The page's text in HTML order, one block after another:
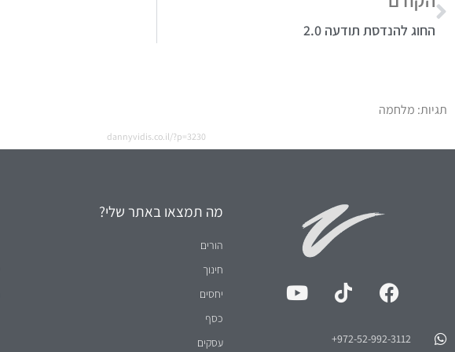
החוג להנדסת תודעה 2.0
תגיות: מלחמה
dannyvidis.co.il/?p=3230
972-52-992-3112⁩+
מה תמצאו באתר שלי?
הורים
חינוך
יחסים
כסף
עסקים